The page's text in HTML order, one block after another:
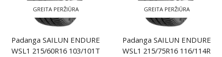
GREITA PERŽIŪRA
Padanga SAILUN ENDURE
WSL1 215/60R16 103/101T
GREITA PERŽIŪRA
Padanga SAILUN ENDURE
WSL1 215/75R16 116/114R